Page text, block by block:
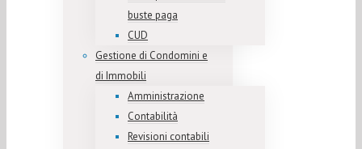
buste paga
CUD
Gestione di Condomini e
di Immobili
Amministrazione
Contabilità
Revisioni contabili